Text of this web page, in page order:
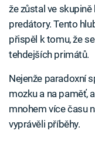
že zůstal ve
predátory. Tento
přispěl k tomu, že
tehdejších primátů.
Nejenže paradoxní
mozku a na paměť,
mnohem více času
vyprávěli příběhy.